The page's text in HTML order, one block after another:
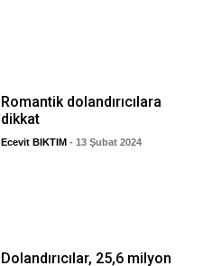
Romantik dolandırıcılara
dikkat
Ecevit BIKTIM - 13 Şubat 2024
Dolandırıcılar, 25,6 milyon